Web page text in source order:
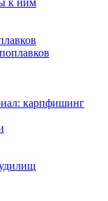
карпфишинг